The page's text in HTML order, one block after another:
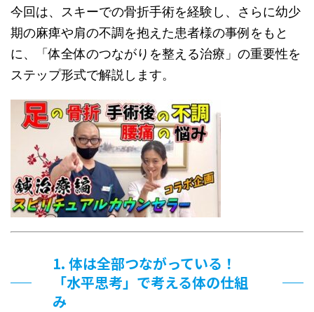
今回は、スキーでの骨折手術を経験し、さらに幼少
期の麻痺や肩の不調を抱えた患者様の事例をもと
に、「体全体のつながりを整える治療」の重要性を
ステップ形式で解説します。
1. 体は全部つながっている！
「水平思考」で考える体の仕組
み